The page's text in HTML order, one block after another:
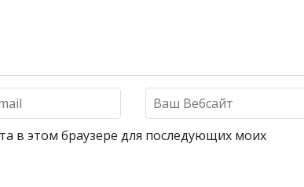
в этом браузере для последующих моих